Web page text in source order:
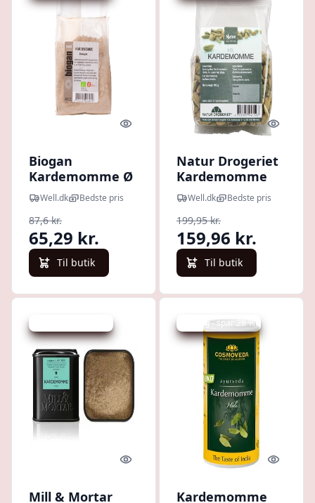
Quick look
Biogan
Kardemomme Ø
(50 g)
Well.dk Bedste pris
87,6 kr.
65,29 kr.
Til butik
Quick
Natur Drogeriet
Kardemomme
Hel (100 g)
Well.dk Bedste pris
199,95 kr.
159,96 kr.
Til butik
Quick look
Mill & Mortar
Udsalg - spar 28 %
Quick
Kardemomme